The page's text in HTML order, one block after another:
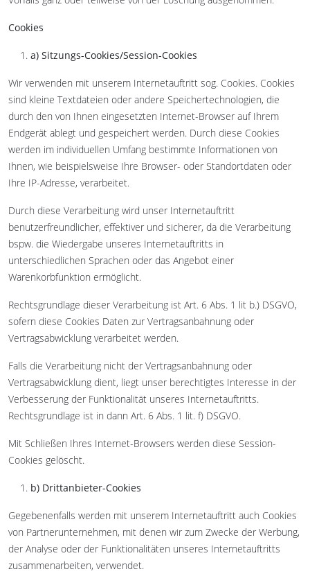
Cookies
a) Sitzungs-Cookies/Session-Cookies
Wir verwenden mit unserem Internetauftritt sog. Cookies. Cookies
sind kleine Textdateien oder andere Speichertechnologien, die
durch den von Ihnen eingesetzten Internet-Browser auf Ihrem
Endgerät ablegt und gespeichert werden. Durch diese Cookies
werden im individuellen Umfang bestimmte Informationen von
Ihnen, wie beispielsweise Ihre Browser- oder Standortdaten oder
Ihre IP-Adresse, verarbeitet.
Durch diese Verarbeitung wird unser Internetauftritt
benutzerfreundlicher, effektiver und sicherer, da die Verarbeitung
bspw. die Wiedergabe unseres Internetauftritts in
unterschiedlichen Sprachen oder das Angebot einer
Warenkorbfunktion ermöglicht.
Rechtsgrundlage dieser Verarbeitung ist Art. 6 Abs. 1 lit b.) DSGVO,
sofern diese Cookies Daten zur Vertragsanbahnung oder
Vertragsabwicklung verarbeitet werden.
Falls die Verarbeitung nicht der Vertragsanbahnung oder
Vertragsabwicklung dient, liegt unser berechtigtes Interesse in der
Verbesserung der Funktionalität unseres Internetauftritts.
Rechtsgrundlage ist in dann Art. 6 Abs. 1 lit. f) DSGVO.
Mit Schließen Ihres Internet-Browsers werden diese Session-
Cookies gelöscht.
b) Drittanbieter-Cookies
Gegebenenfalls werden mit unserem Internetauftritt auch Cookies
von Partnerunternehmen, mit denen wir zum Zwecke der Werbung,
der Analyse oder der Funktionalitäten unseres Internetauftritts
zusammenarbeiten, verwendet.